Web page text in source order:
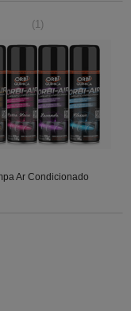
(1)
Ar Condicionado